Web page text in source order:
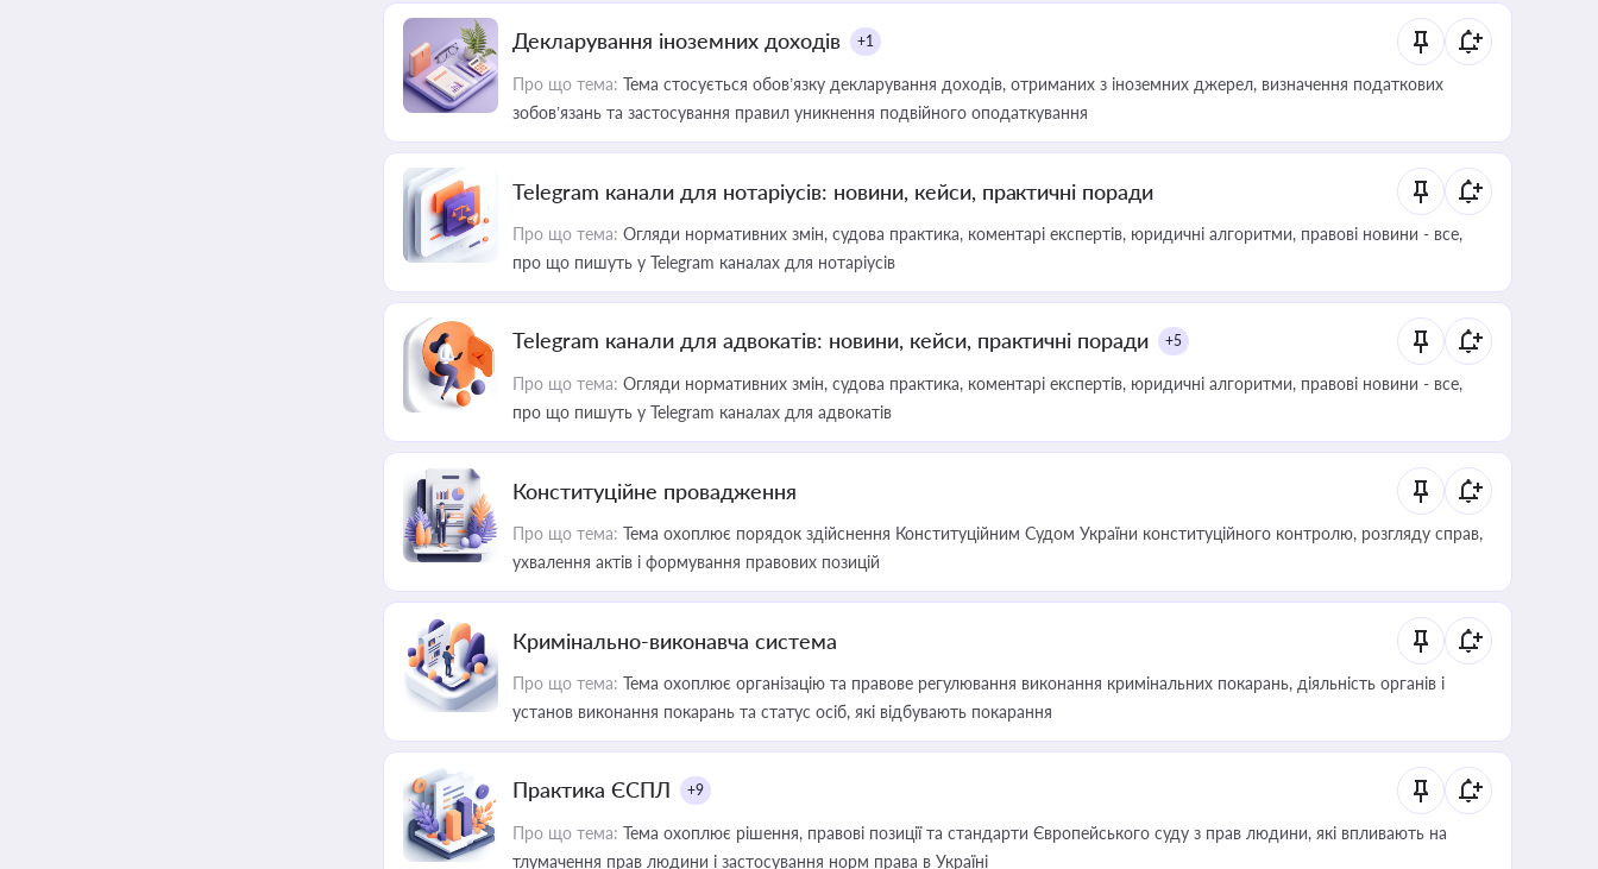
Декларування іноземних доходів +1
Про що тема: Тема стосується обов’язку декларування доходів, отриманих з іноземних джерел, визначення податкових
зобов’язань та застосування правил уникнення подвійного оподаткування
Telegram канали для нотаріусів: новини, кейси, практичні поради
Про що тема: Огляди нормативних змін, судова практика, коментарі експертів, юридичні алгоритми, правові новини - все,
про що пишуть у Telegram каналах для нотаріусів
Telegram канали для адвокатів: новини, кейси, практичні поради +5
Про що тема: Огляди нормативних змін, судова практика, коментарі експертів, юридичні алгоритми, правові новини - все,
про що пишуть у Telegram каналах для адвокатів
Конституційне провадження
Про що тема: Тема охоплює порядок здійснення Конституційним Судом України конституційного контролю, розгляду справ,
ухвалення актів і формування правових позицій
Кримінально-виконавча система
Про що тема: Тема охоплює організацію та правове регулювання виконання кримінальних покарань, діяльність органів і
установ виконання покарань та статус осіб, які відбувають покарання
Практика ЄСПЛ +9
Про що тема: Тема охоплює рішення, правові позиції та стандарти Європейського суду з прав людини, які впливають на
тлумачення прав людини і застосування норм права в Україні